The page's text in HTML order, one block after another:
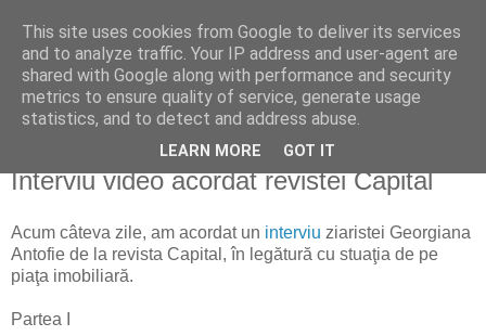
Reflecţii economice
blog de reflecţii, informaţii şi opinii economice
joi, 25 iunie 2009
Interviu video acordat revistei Capital
Acum câteva zile, am acordat un interviu ziaristei Georgiana
Antofie de la revista Capital, în legătură cu stuaţia de pe
piaţa imobiliară.
Partea I
This site uses cookies from Google to deliver its services
and to analyze traffic. Your IP address and user-agent are
shared with Google along with performance and security
metrics to ensure quality of service, generate usage
statistics, and to detect and address abuse.
LEARN MORE GOT IT